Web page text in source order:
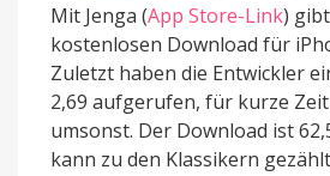
Mit Jenga (App Store-Link)
kostenlosen Download für
Zuletzt haben die Entwickler
2,69 aufgerufen, für kurze
umsonst. Der Download ist
kann zu den Klassikern